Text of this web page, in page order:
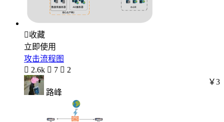
收藏
立即使用
攻击流程图
 2.6k  7  2
路峰
￥3